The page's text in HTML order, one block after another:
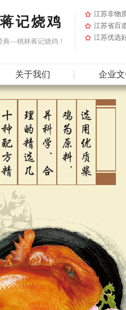
记烧鸡
典---桃林蒋记烧鸡！
江苏非物
江苏省百
江苏优选
关于我们 企业